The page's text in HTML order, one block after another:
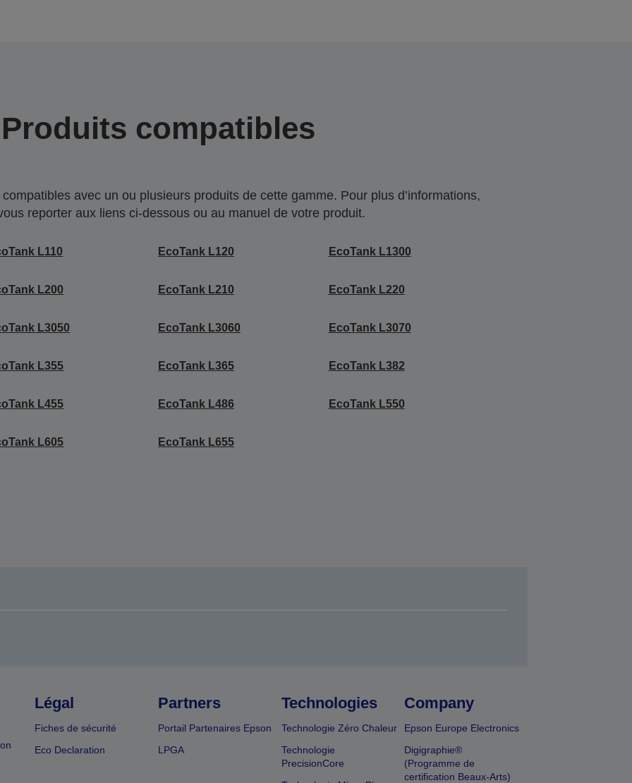
Produits compatibles
avec un ou plusieurs produits de cette gamme. Pour plus d’informations,
reporter aux liens ci-dessous ou au manuel de votre produit.
L110 EcoTank L120 EcoTank L1300
L200 EcoTank L210 EcoTank L220
L3050 EcoTank L3060 EcoTank L3070
L355 EcoTank L365 EcoTank L382
L455 EcoTank L486 EcoTank L550
L605 EcoTank L655
Légal
Fiches de sécurité
Eco Declaration
Partners
Portail Partenaires Epson
LPGA
Technologies
Technologie Zéro Chaleur
Technologie
PrecisionCore
Company
Epson Europe Electronics
Digigraphie®
(Programme de
certification Beaux-Arts)